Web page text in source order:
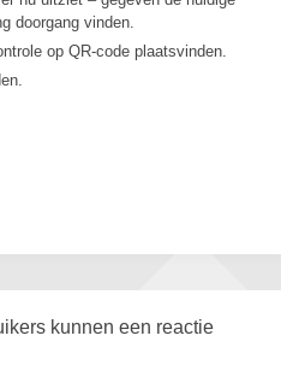
doorgang vinden.
op QR-code plaatsvinden.
kunnen een reactie